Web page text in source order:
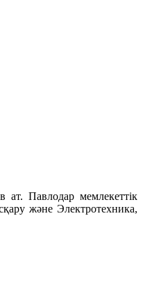
ат. Павлодар мемлекеттік
және Электротехника,